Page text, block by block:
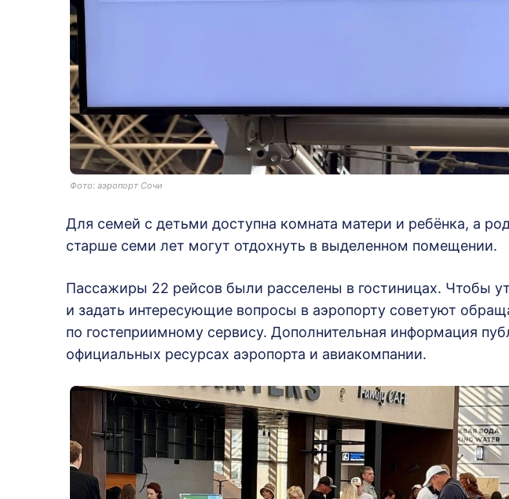
Фото: аэропорт Сочи
Для семей с детьми доступна комната матери и ребёнка, а
старше семи лет могут отдохнуть в выделенном помещении.
Пассажиры 22 рейсов были расселены в гостиницах. Чтобы
и задать интересующие вопросы в аэропорту советуют
по гостеприимному сервису. Дополнительная информация
официальных ресурсах аэропорта и авиакомпании.